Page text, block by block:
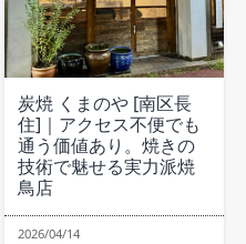
炭焼 くまのや [南区長
住]｜アクセス不便でも
通う価値あり。焼きの
技術で魅せる実力派焼
鳥店
2026/04/14